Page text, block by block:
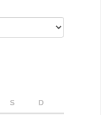
S D